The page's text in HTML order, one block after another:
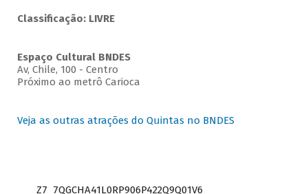
Classificação: LIVRE
Espaço Cultural BNDES
Av, Chile, 100 - Centro
Próximo ao metrô Carioca
Veja as outras atrações do Quintas no BNDES
Z7_7QGCHA41L0RP906P422Q9Q01V6